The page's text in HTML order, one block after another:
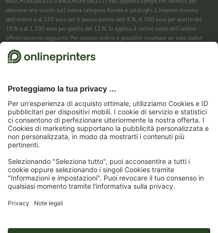
ottenere uno sconto sull'intera categoria Riviste e cataloghi. L'importo minimo
dell'ordine è di 150 euro per il buono sconto dell'8 %, di 500 euro per quello del
10 % e di 1.200 euro per quello del 12 %. Si applica il valore netto dell'ordine
effettivamente raggiunto. Per ciascun ordine è possibile riscattare un solo codice
con ulteriori iniziative promozionali. La promozione è valida fino al 31/08/2026
(incluso).
un semplice clic. Solo allora ti invieremo il codice sconto e la prossima newsletter.
Puoi naturalmente annullare la registrazione in qualsiasi momento. Utilizzabile
una sola volta. Non è richiesto un valore minimo dell’ordine. Importo massimo dello
sconto: 150 € sul valore dell'ordine (al netto). Pagamento in contanti non previsto.
L’offerta non può essere cumulata con altre promozioni o codici sconto.Il buono è
valido per sei settimane dalla ricezione.
3
calendari. Utilizzabile più volte. Pagamento in contanti non previsto. Non
cumulabile con ulteriori iniziative promozionali. Valido fino al 31/08/2026
compreso
calendari. Utilizzabile più volte. Pagamento in contanti non previsto. Non